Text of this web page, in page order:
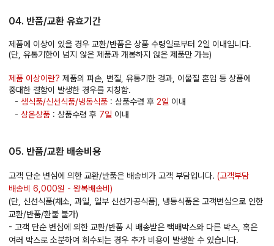
04. 반품/교환 유효기간
제품에 이상이 있을 경우 교환/반품은 상품 수령일로부터 2일 이내입니다.
(단, 유통기한이 넘지 않은 제품과 개봉하지 않은 제품만 가능)
제품 이상이란? 제품의 파손, 변질, 유통기한 경과, 이물질 혼입 등 상품에
중대한 결함이 발생한 경우를 지칭함.
- 생식품/신선식품/냉동식품 : 상품수령 후 2일 이내
- 상온상품 : 상품수령 후 7일 이내
05. 반품/교환 배송비용
고객 단순 변심에 의한 교환/반품은 배송비가 고객 부담입니다. (고객부담
배송비 6,000원 - 왕복배송비)
(단, 신선식품(채소, 과일, 일부 신선가공식품), 냉동식품은 고객변심으로 인한
교환/반품/환불 불가)
- 고객 단순 변심에 의한 교환/반품 시 배송받은 택배박스와 다른 박스, 혹은
여러 박스로 소분하여 회수되는 경우 추가 비용이 발생할 수 있습니다.